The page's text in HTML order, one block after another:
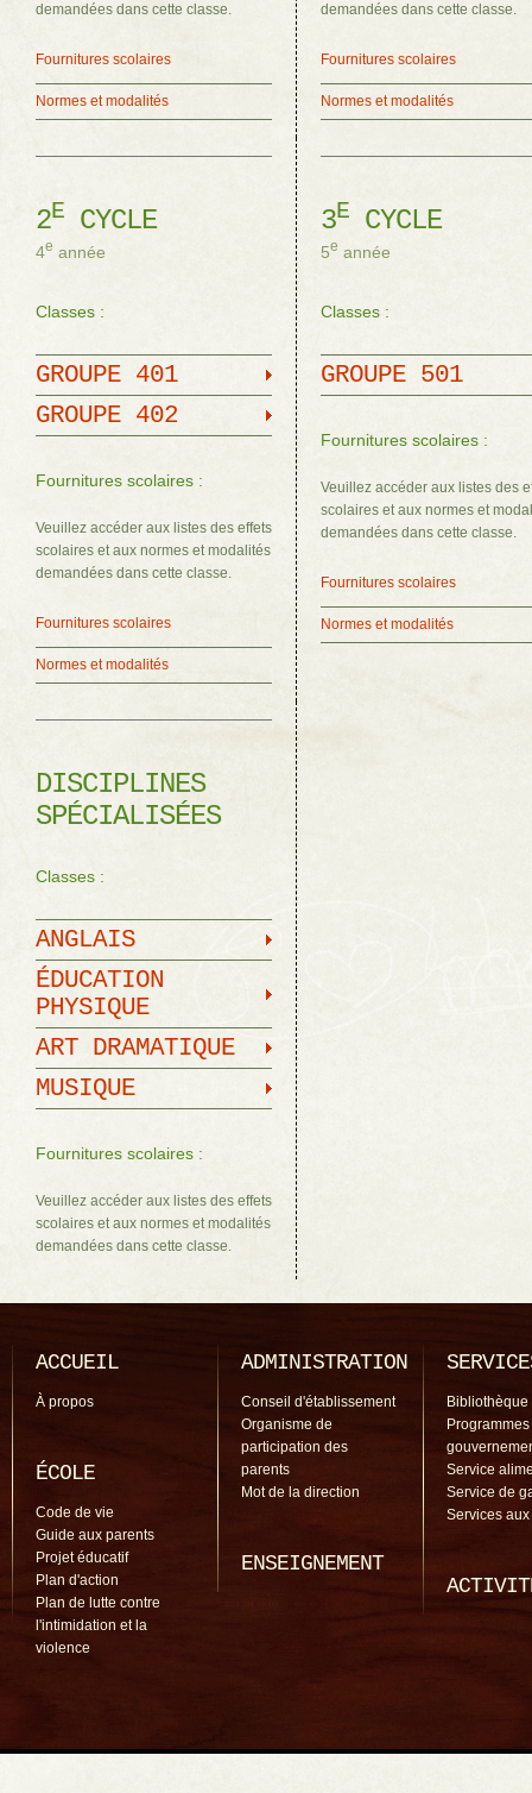
demandées dans cette classe.
Fournitures scolaires
Normes et modalités
demandées dans cette classe.
Fournitures scolaires
Normes et modalités
2E CYCLE
4e année
Classes :
GROUPE 401
GROUPE 402
Fournitures scolaires :
Veuillez accéder aux listes des effets
scolaires et aux normes et modalités
demandées dans cette classe.
Fournitures scolaires
Normes et modalités
3E CYCLE
5e année
Classes :
GROUPE 501
Fournitures scolaires :
Veuillez accéder aux listes des
scolaires et aux normes et
demandées dans cette classe.
Fournitures scolaires
Normes et modalités
DISCIPLINES
SPÉCIALISÉES
Classes :
ANGLAIS
ÉDUCATION
PHYSIQUE
ART DRAMATIQUE
MUSIQUE
Fournitures scolaires :
Veuillez accéder aux listes des effets
scolaires et aux normes et modalités
demandées dans cette classe.
ACCUEIL
À propos
ÉCOLE
Code de vie
Guide aux parents
Projet éducatif
Plan d'action
Plan de lutte contre
l'intimidation et la
violence
ADMINISTRATION
Conseil d'établissement
Organisme de
participation des
parents
Mot de la direction
ENSEIGNEMENT
Bibliothèque
Programmes
Service
Service de
Services